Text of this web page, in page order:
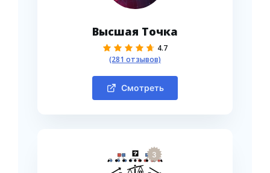
Высшая Точка
4.7
(281 отзывов)
Смотреть
3